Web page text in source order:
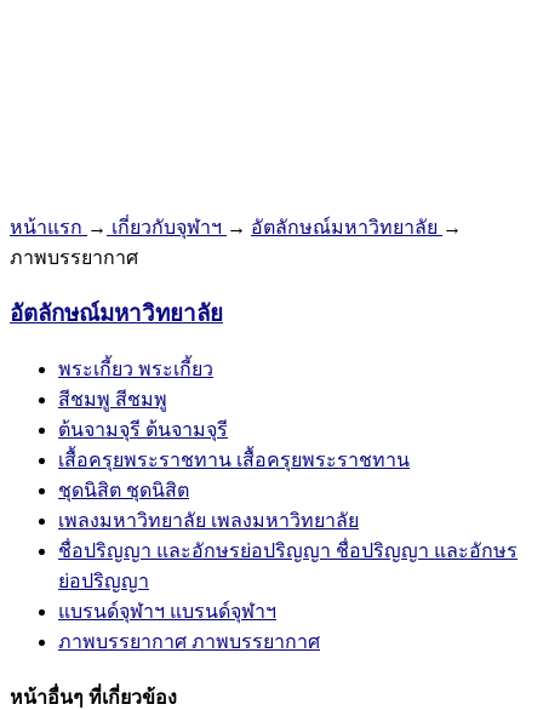
หน้าแรก → เกี่ยวกับจุฬาฯ → อัตลักษณ์มหาวิทยาลัย →
ภาพบรรยากาศ
อัตลักษณ์มหาวิทยาลัย
พระเกี้ยว พระเกี้ยว
สีชมพู สีชมพู
ต้นจามจุรี ต้นจามจุรี
เสื้อครุยพระราชทาน เสื้อครุยพระราชทาน
ชุดนิสิต ชุดนิสิต
เพลงมหาวิทยาลัย เพลงมหาวิทยาลัย
ชื่อปริญญา และอักษรย่อปริญญา ชื่อปริญญา และอักษร
ย่อปริญญา
แบรนด์จุฬาฯ แบรนด์จุฬาฯ
ภาพบรรยากาศ ภาพบรรยากาศ
หน้าอื่นๆ ที่เกี่ยวข้อง